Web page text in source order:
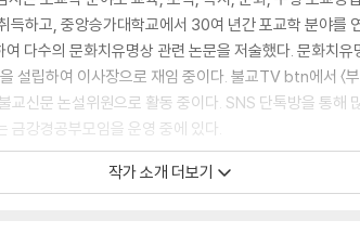
하고, 중앙승가대학교에서 30여 년간 포교학 분야를 연
여 다수의 문화치유명상 관련 논문을 저술했다. 문화치
설립하여 이사장으로 재임 중이다. 불교TV btn에서 〈
교신문 논설위원으로 활동 중이다. SNS 단톡방을 통
금강경공부모임을 운영 중에 있다.
작가 소개 더보기